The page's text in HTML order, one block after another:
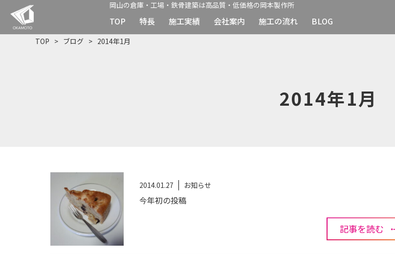
岡山の倉庫・工場・鉄骨建築は高品質・低価格の岡本製作所
TOP 特長 施工実績 会社案内 施工の流れ BLOG
TOP ブログ 2014年1月
2014年1月
2014.01.27 お知らせ
今年初の投稿
記事を読む